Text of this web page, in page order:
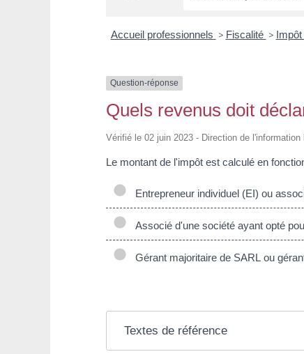
Accueil professionnels > Fiscalité >
Question-réponse
Quels revenus doit
Vérifié le 02 juin 2023 - Direction de
Le montant de l'impôt est calculé en
Entrepreneur individuel (EI) ou
Associé d'une société ayant opté
Gérant majoritaire de SARL ou
Textes de référence